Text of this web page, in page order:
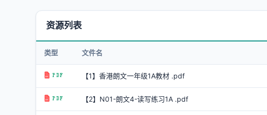
资源列表
类型 文件名
【1】香港朗文一年级1A教材 .pdf
【2】N01-朗文4-读写练习1A .pdf